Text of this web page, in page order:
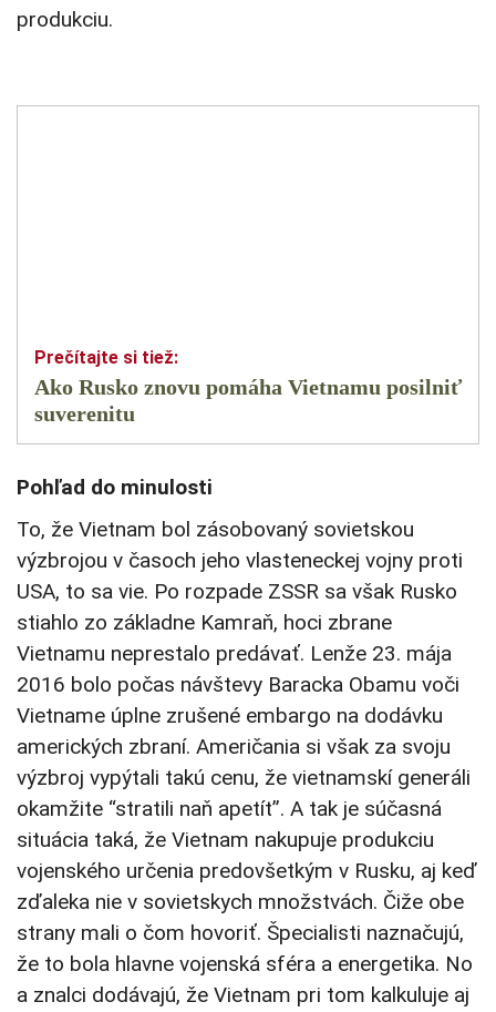
produkciu.
Ako Rusko znovu pomáha Vietnamu posilniť
suverenitu
Pohľad do minulosti
To, že Vietnam bol zásobovaný sovietskou
výzbrojou v časoch jeho vlasteneckej vojny proti
USA, to sa vie. Po rozpade ZSSR sa však Rusko
stiahlo zo základne Kamraň, hoci zbrane
Vietnamu neprestalo predávať. Lenže 23. mája
2016 bolo počas návštevy Baracka Obamu voči
Vietname úplne zrušené embargo na dodávku
amerických zbraní. Američania si však za svoju
výzbroj vypýtali takú cenu, že vietnamskí generáli
okamžite “stratili naň apetít”. A tak je súčasná
situácia taká, že Vietnam nakupuje produkciu
vojenského určenia predovšetkým v Rusku, aj keď
zďaleka nie v sovietskych množstvách. Čiže obe
strany mali o čom hovoriť. Špecialisti naznačujú,
že to bola hlavne vojenská sféra a energetika. No
a znalci dodávajú, že Vietnam pri tom kalkuluje aj